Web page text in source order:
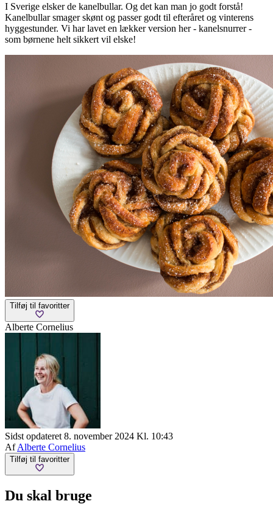
I Sverige elsker de kanelbullar. Og det kan man jo godt forstå!
Kanelbullar smager skønt og passer godt til efteråret og vinterens
hyggestunder. Vi har lavet en lækker version her - kanelsnurrer -
som børnene helt sikkert vil elske!
Tilføj til favoritter
Alberte Cornelius
Sidst opdateret 8. november 2024 Kl. 10:43
AfAlberte Cornelius
Tilføj til favoritter
Du skal bruge